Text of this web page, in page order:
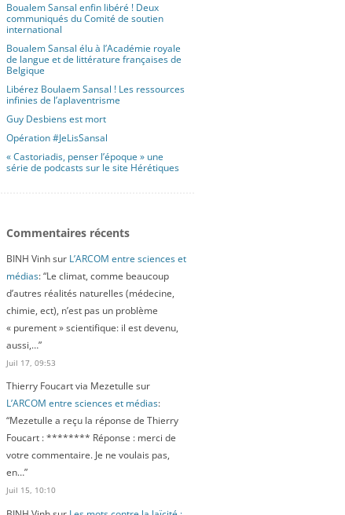
Boualem Sansal enfin libéré ! Deux
communiqués du Comité de soutien
international
Boualem Sansal élu à l’Académie royale
de langue et de littérature françaises de
Belgique
Libérez Boulaem Sansal ! Les ressources
infinies de l’aplaventrisme
Guy Desbiens est mort
Opération #JeLisSansal
« Castoriadis, penser l’époque » une
série de podcasts sur le site Hérétiques
Commentaires récents
BINH Vinhsur L’ARCOM entre sciences et
médias: “Le climat, comme beaucoup
d’autres réalités naturelles (médecine,
chimie, ect), n’est pas un problème
« purement » scientifique: il est devenu,
aussi,…”
Juil 17, 09:53
Thierry Foucart via Mezetulle sur
L’ARCOM entre sciences et médias:
“Mezetulle a reçu la réponse de Thierry
Foucart : ******** Réponse : merci de
votre commentaire. Je ne voulais pas,
en…”
Juil 15, 10:10